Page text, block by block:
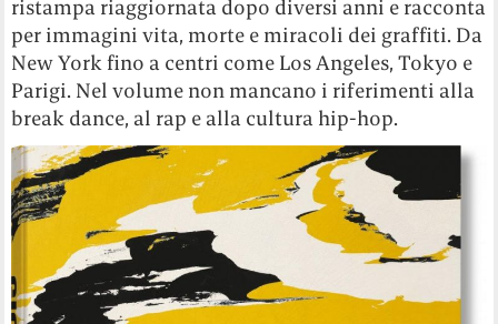
ristampa riaggiornata dopo diversi anni e racconta
per immagini vita, morte e miracoli dei graffiti. Da
New York fino a centri come Los Angeles, Tokyo e
Parigi. Nel volume non mancano i riferimenti alla
break dance, al rap e alla cultura hip-hop.